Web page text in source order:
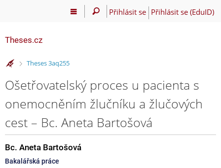
Přihlásit se Přihlásit se (EduID)
Theses.cz
>
Theses 3aq255
Ošetřovatelský proces u pacienta s
onemocněním žlučníku a žlučových
cest – Bc. Aneta Bartošová
Bc. Aneta Bartošová
Bakalářská práce